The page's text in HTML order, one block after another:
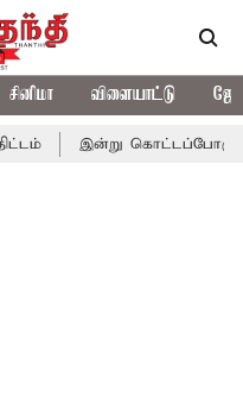
சினிமா விளையாட்டு
இன்று கொட்டப்போகும்